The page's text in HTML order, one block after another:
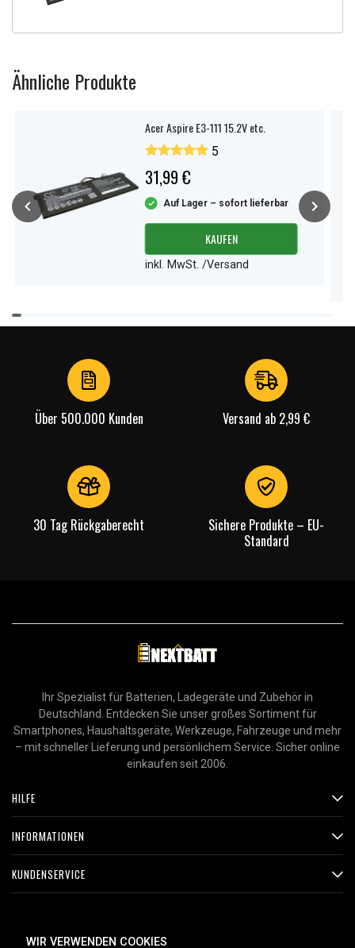
Ähnliche Produkte
Acer Aspire E3-111 15.2V etc.
5
31,99 €
Auf Lager – sofort lieferbar
KAUFEN
inkl. MwSt. /Versand
Item
1
Über 500.000 Kunden Versand ab 2,99 €
30 Tag Rückgaberecht
Sichere Produkte – EU-
Standard
Ihr Spezialist für Batterien, Ladegeräte und Zubehör in
Deutschland. Entdecken Sie unser großes Sortiment für
Smartphones, Haushaltsgeräte, Werkzeuge, Fahrzeuge und mehr
– mit schneller Lieferung und persönlichem Service. Sicher online
einkaufen seit 2006.
HILFE
INFORMATIONEN
KUNDENSERVICE
ZAHLUNGSMETHODEN
WIR VERWENDEN COOKIES